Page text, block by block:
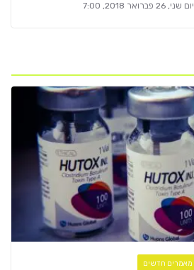
יום שני, 26 פברואר 2018, 7:00
מאמרים חדשים